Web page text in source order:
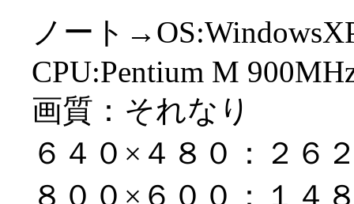
ノート
CPU:Pentium M
画質：それなり
６４０×４８０：２６
８００×６００：１４